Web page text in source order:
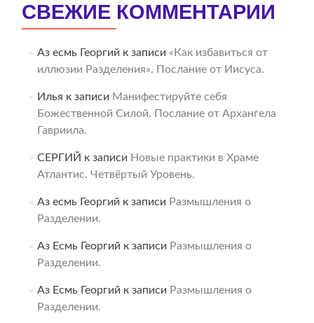
СВЕЖИЕ КОММЕНТАРИИ
Аз есмь Георгий к записи «Как избавиться от
иллюзии Разделения». Послание от Иисуса.
Илья к записи Манифестируйте себя
Божественной Силой. Послание от Архангела
Гавриила.
СЕРГИЙ к записи Новые практики в Храме
Атлантис. Четвёртый Уровень.
Аз есмь Георгий к записи Размышления о
Разделении.
Аз Есмь Георгий к записи Размышления о
Разделении.
Аз Есмь Георгий к записи Размышления о
Разделении.